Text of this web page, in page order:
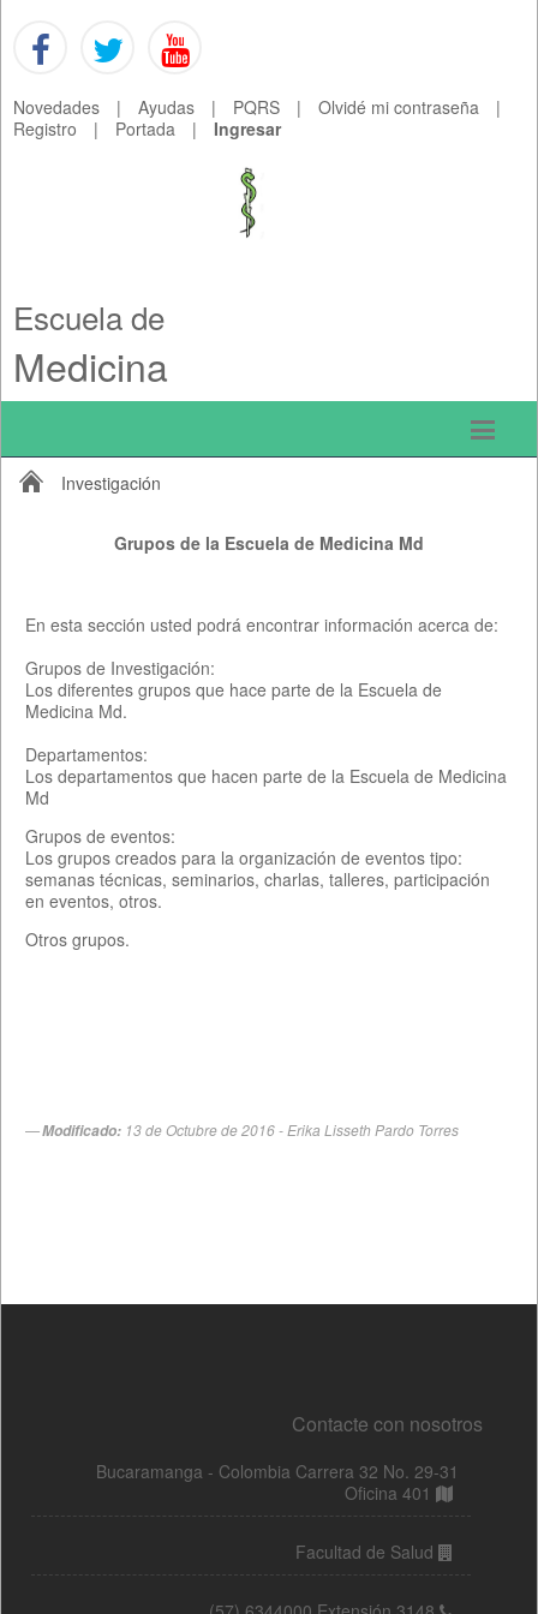
Novedades | Ayudas | PQRS | Olvidé mi contraseña
|
Registro
| Portada | Ingresar
Escuela de
Medicina
Investigación
Contacte con nosotros
Bucaramanga - Colombia Carrera 32 No. 29-31
Oficina 401
Facultad de Salud